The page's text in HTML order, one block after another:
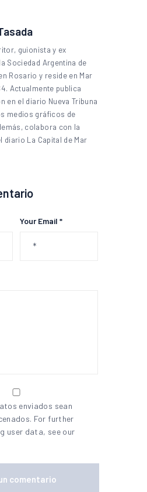
guionista y ex
Sociedad Argentina de
Rosario y reside en Mar
Actualmente publica
en el diario Nueva Tribuna
medios gráficos de
colabora con la
diario La Capital de Mar
Your Email *
enviados sean
For further
user data, see our